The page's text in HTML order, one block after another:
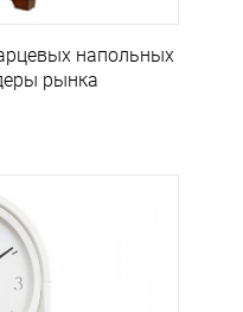
напольных
рынка